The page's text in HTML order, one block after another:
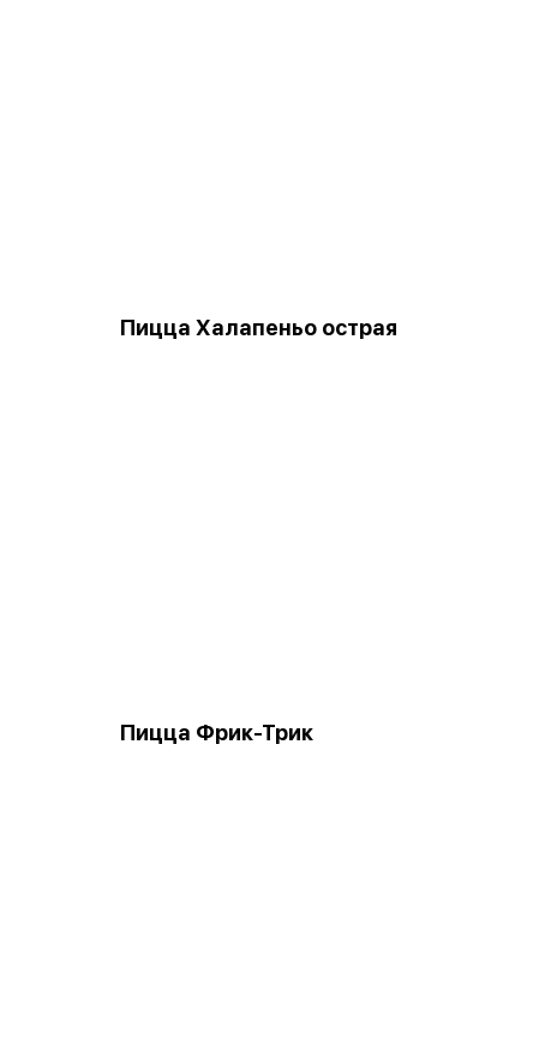
Пицца Халапеньо острая
Пицца Фрик-Трик